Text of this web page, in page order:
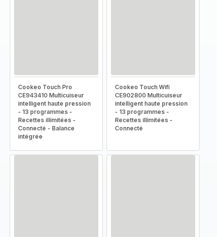
Cookeo Touch Pro
CE943410 Multicuiseur
intelligent haute pression
- 13 programmes -
Recettes illimitées -
Connecté - Balance
intégrée
Cookeo Touch Wifi
CE902800 Multicuiseur
intelligent haute pression
- 13 programmes -
Recettes illimitées -
Connecté